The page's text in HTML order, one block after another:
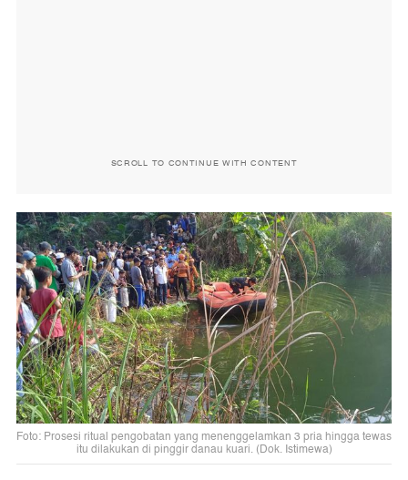
SCROLL TO CONTINUE WITH CONTENT
Foto: Prosesi ritual pengobatan yang menenggelamkan 3 pria hingga tewas
itu dilakukan di pinggir danau kuari. (Dok. Istimewa)